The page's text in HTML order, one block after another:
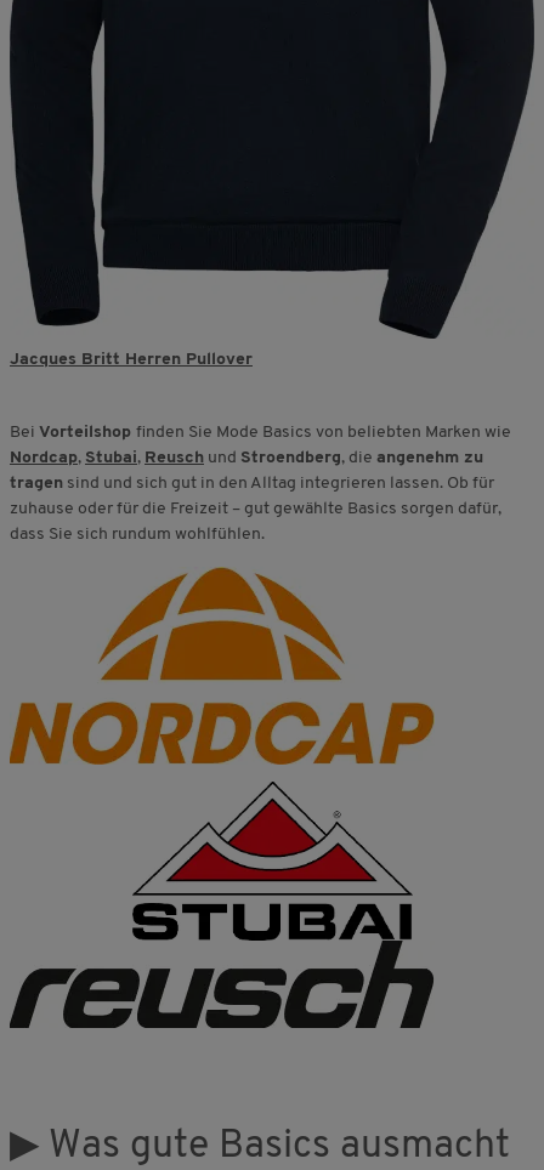
Jacques Britt Herren Pullover
Bei Vorteilshop finden Sie Mode Basics von beliebten Marken wie
Nordcap, Stubai, Reusch und Stroendberg, die angenehm zu
tragen sind und sich gut in den Alltag integrieren lassen. Ob für
zuhause oder für die Freizeit – gut gewählte Basics sorgen dafür,
dass Sie sich rundum wohlfühlen.
▶ Was gute Basics ausmacht